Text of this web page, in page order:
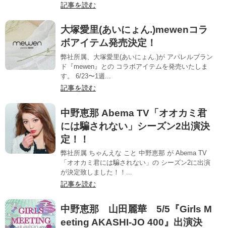
記事を読む
大塚愛里(あいにょん.)mewenコラ
ボアイテム発売決定！
弊社所属、大塚愛里(あいにょん.)が アパレルブラン
ド『mewen』との コラボアイテムを発売いたしま
す。 6/23〜1週...
記事を読む
中野恵那 Abema TV「オオカミ君
には騙されない」シーズン2出演決
定！！
弊社所属 ちゃんえな こと 中野恵那 が Abema TV
「オオカミ君には騙されない」の シーズン2に出演
が決定致しました！！...
記事を読む
中野恵那 山田麗華 5/5『Girls M
eeting AKASHI-JO 400』出演決